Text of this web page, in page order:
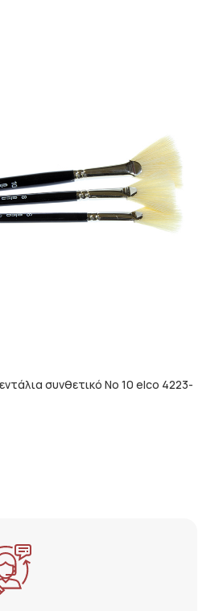
συνθετικό Νο 10 elco 4223-